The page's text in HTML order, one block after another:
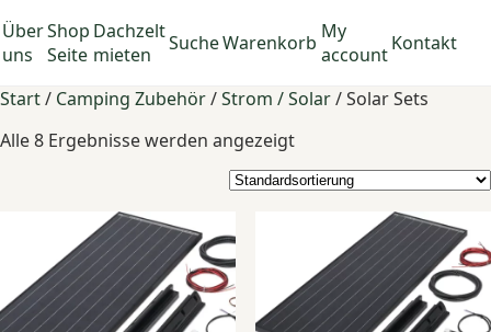
Über
uns
Shop
Seite
Dachzelt
mieten
SucheWarenkorb My
account Kontakt
Start/ Camping Zubehör/Strom / Solar/ Solar Sets
Alle 8 Ergebnisse werden angezeigt